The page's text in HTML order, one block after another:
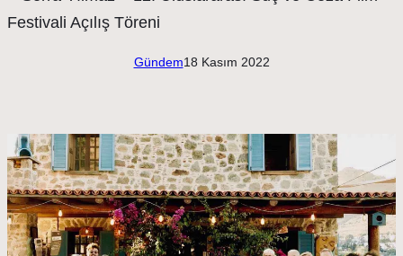
Gündem18 Kasım 2022